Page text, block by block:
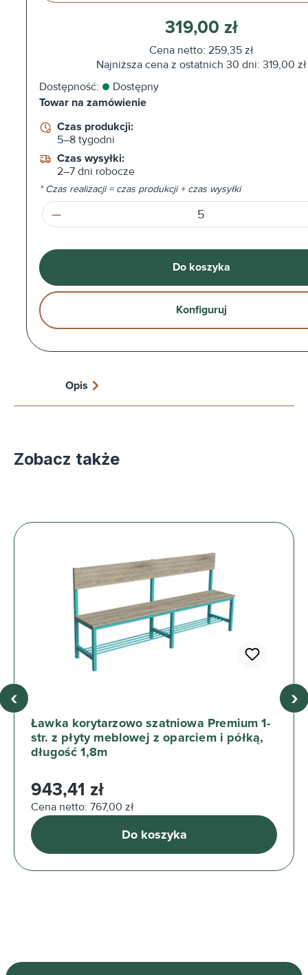
319,00 zł
Cena netto: 259,35 zł
Najniższa cena z ostatnich 30 dni: 319,00 zł
Dostępność:
Dostępny
Towar na zamówienie
Czas produkcji:
5–8 tygodni
Czas wysyłki:
2–7 dni robocze
* Czas realizacji = czas produkcji + czas wysyłki
Ilość produktu: Wprowadź żądaną
Do koszyka
Konfiguruj
Opis
Zobacz także
Ławka korytarzowo szatniowa Premium 1-
str. z płyty meblowej z oparciem i półką,
długość 1,8m
Cena regularna:
943,41 zł
Cena netto: 767,00 zł
Do koszyka
‹ ›